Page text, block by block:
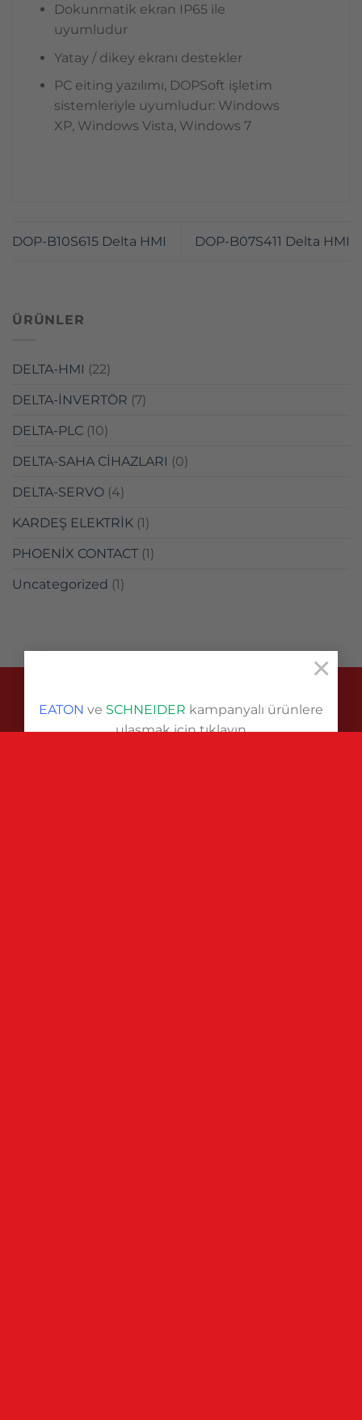
EATON ve SCHNEIDER kampanyalı ürünlere
ulaşmak için tıklayın
×
Dokunmatik ekran IP65 ile
uyumludur
Yatay / dikey ekranı destekler
PC eiting yazılımı, DOPSoft işletim
sistemleriyle uyumludur: Windows
XP, Windows Vista, Windows 7
DOP-B10S615 Delta HMI DOP-B07S411 Delta HMI
ÜRÜNLER
DELTA-HMI (22)
DELTA-İNVERTÖR (7)
DELTA-PLC (10)
DELTA-SAHA CİHAZLARI (0)
DELTA-SERVO (4)
KARDEŞ ELEKTRİK (1)
PHOENİX CONTACT (1)
Uncategorized (1)
Copyright 2026 © Pınar Elektrik